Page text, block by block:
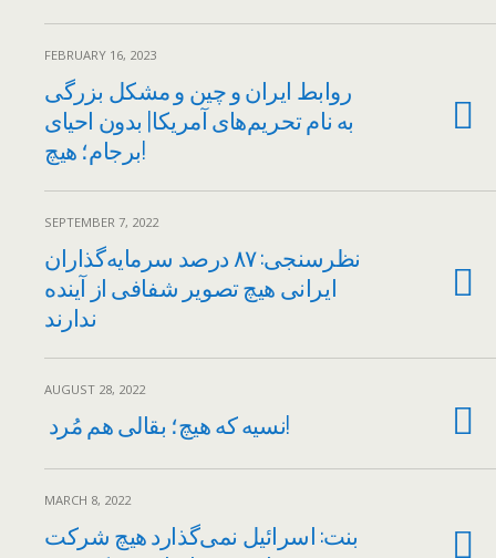
FEBRUARY 16, 2023
روابط ایران و چین و مشکل بزرگی
به نام تحریم‌های آمریکا| بدون احیای
برجام؛ هیچ!
SEPTEMBER 7, 2022
نظرسنجی: ۸۷ درصد سرمایه‌گذاران
ایرانی هیچ تصویر شفافی از آینده
ندارند
AUGUST 28, 2022
نسیه که هیچ؛ بقالی هم مُرد!
MARCH 8, 2022
بنت: اسرائیل نمی‌گذارد هیچ شرکت